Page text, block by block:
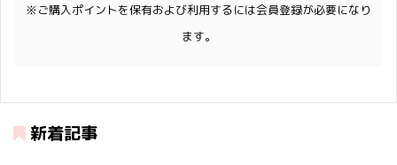
※ご購入ポイントを保有および利用するには会員登録が必要になり
ます。
新着記事